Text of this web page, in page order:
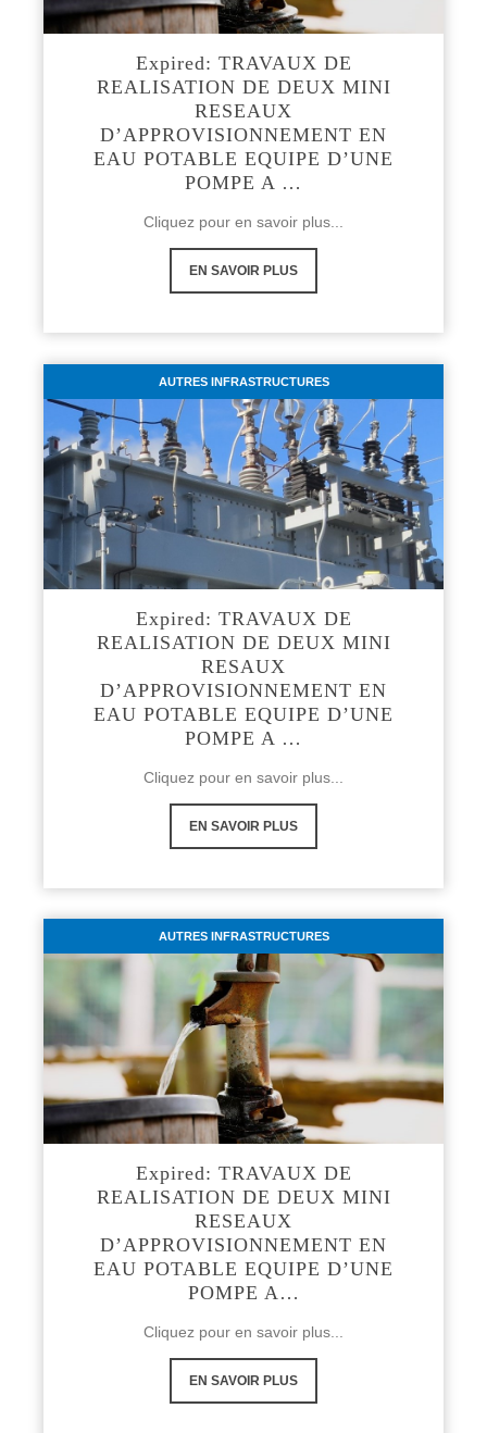
Expired: TRAVAUX DE
REALISATION DE DEUX MINI
RESEAUX
D’APPROVISIONNEMENT EN
EAU POTABLE EQUIPE D’UNE
POMPE A …
Cliquez pour en savoir plus...
EN SAVOIR PLUS
AUTRES INFRASTRUCTURES
Expired: TRAVAUX DE
REALISATION DE DEUX MINI
RESAUX
D’APPROVISIONNEMENT EN
EAU POTABLE EQUIPE D’UNE
POMPE A …
Cliquez pour en savoir plus...
EN SAVOIR PLUS
AUTRES INFRASTRUCTURES
Expired: TRAVAUX DE
REALISATION DE DEUX MINI
RESEAUX
D’APPROVISIONNEMENT EN
EAU POTABLE EQUIPE D’UNE
POMPE A…
Cliquez pour en savoir plus...
EN SAVOIR PLUS